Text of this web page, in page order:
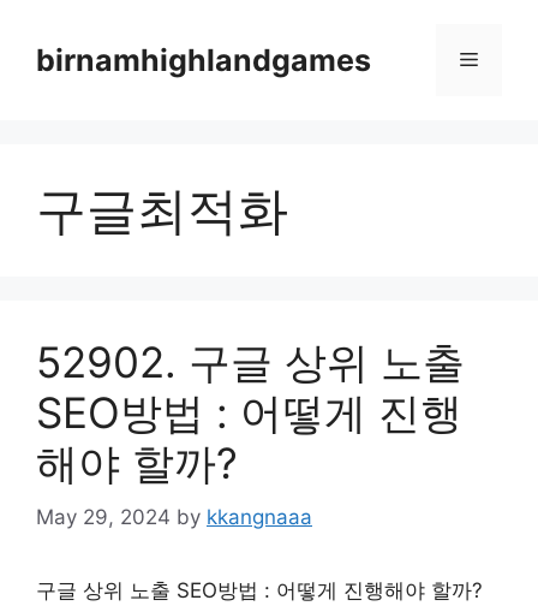
contentbirnamhighlandgames Menu
구글최적화
52902. 구글 상위 노출
SEO방법 : 어떻게 진행
해야 할까?
May 29, 2024 by kkangnaaa
구글 상위 노출 SEO방법 : 어떻게 진행해야 할까?